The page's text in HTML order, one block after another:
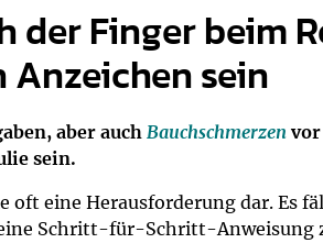
der Finger beim
sein
aber auch Bauchschmerzenvor
sein.
eine Herausforderung dar. Es
Schritt-für-Schritt-Anweisung